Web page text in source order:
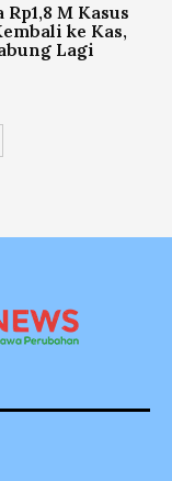
M Kasus
ke Kas,
Lagi